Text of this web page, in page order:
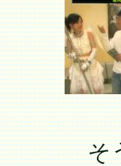
そう